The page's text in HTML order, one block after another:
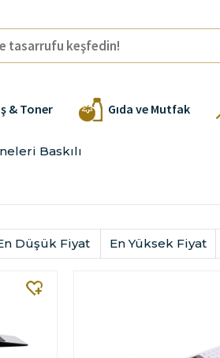
& Toner Gıda ve Mutfak
Baskılı
Düşük Fiyat En Yüksek Fiyat